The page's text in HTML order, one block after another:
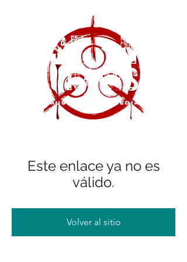
Este enlace ya no es
válido.
Volver al sitio